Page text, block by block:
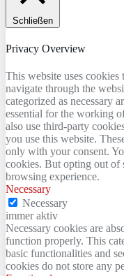
Schließen
Privacy Overview
This website uses
navigate through the
categorized as necessary
essential for the working
also use third-party
you use this website.
only with your consent.
cookies. But opting out of
browsing experience.
Necessary
Necessary
immer aktiv
Necessary cookies are
function properly. This
basic functionalities and
cookies do not store any